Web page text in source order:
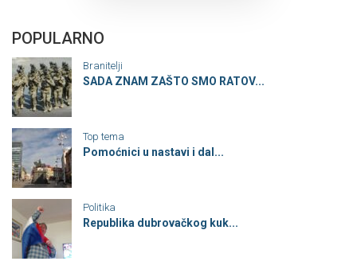
POPULARNO
Branitelji
SADA ZNAM ZAŠTO SMO RATOV...
Top tema
Pomoćnici u nastavi i dal...
Politika
Republika dubrovačkog kuk...